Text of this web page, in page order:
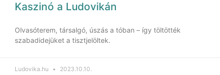
Kaszinó a Ludovikán
Olvasóterem, társalgó, úszás a tóban – így töltötték
szabadidejüket a tisztjelöltek.
Ludovika.hu 2023.10.10.